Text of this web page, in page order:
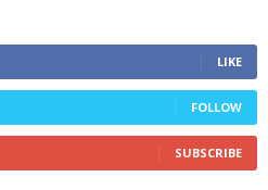
LIKE
FOLLOW
SUBSCRIBE